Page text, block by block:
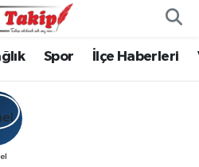
Spor İlçe Haberleri